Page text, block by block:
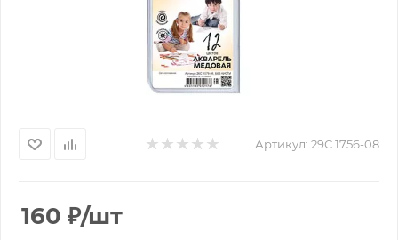
Артикул: 29С 1756-08
160 ₽/шт